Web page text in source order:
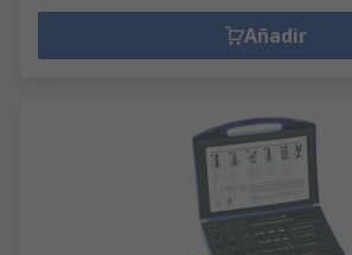
Añadir